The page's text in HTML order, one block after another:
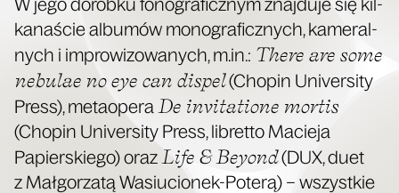
W jego dorob­ku fono­gra­ficz­nym znaj­du­je się kil­
ka­na­ście albu­mów mono­gra­ficz­nych, kame­ral­
nych i impro­wi­zo­wa­nych, m.in.: The­re are some
nebu­lae no eye can dispel(Cho­pin Uni­ver­si­ty
Press), meta­ope­ra De invi­ta­tio­ne mor­tis
(Cho­pin Uni­ver­si­ty Press, libret­to Macie­ja
Papier­skie­go) oraz Life & Bey­ond(DUX, duet
z Mał­go­rza­tą Wasiu­cio­nek-Pote­rą) – wszyst­kie